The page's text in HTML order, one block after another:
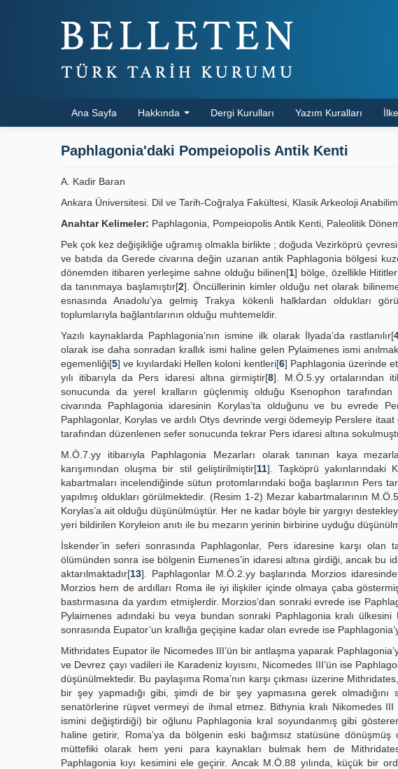
Ana Sayfa Hakkında Dergi Kurulları Yazım Kuralları
Paphlagonia'daki Pompeiopolis Antik Kenti
A. Kadir Baran
Ankara Üniversitesi. Dil ve Tarih-Coğralya Fakültesi, Klasik Arkeoloji Anabilim
Anahtar Kelimeler: Paphlagonia, Pompeiopolis Antik Kenti, Paleolitik
Pek çok kez değişikliğe uğramış olmakla birlikte ; doğuda Vezirköprü
ve batıda da Gerede civarına değin uzanan antik Paphlagonia bölgesi
dönemden itibaren yerleşime sahne olduğu bilinen[1] bölge, özellikle
da tanınmaya başlamıştır[2]. Öncüllerinin kimler olduğu net olarak
esnasında Anadolu’ya gelmiş Trakya kökenli halklardan oldukları
toplumlarıyla bağlantılarının olduğu muhtemeldir.
Yazılı kaynaklarda Paphlagonia’nın ismine ilk olarak İlyada’da rastlanılır[
olarak ise daha sonradan krallık ismi haline gelen Pylaimenes ismi
egemenliği[5] ve kıyılardaki Hellen koloni kentleri[6] Paphlagonia üzerinde
yılı itibarıyla da Pers idaresi altına girmiştir[8]. M.Ö.5.yy ortalarından
sonucunda da yerel kralların güçlenmiş olduğu Ksenophon tarafından
civarında Paphlagonia idaresinin Korylas’ta olduğunu ve bu evrede
Paphlagonlar, Korylas ve ardılı Otys devrinde vergi ödemeyip Perslere
tarafından düzenlenen sefer sonucunda tekrar Pers idaresi altına
M.Ö.7.yy itibarıyla Paphlagonia Mezarları olarak tanınan kaya
karışımından oluşma bir stil geliştirilmiştir[11]. Taşköprü yakınlarındaki
kabartmaları incelendiğinde sütun protomlarındaki boğa başlarının Pers
yapılmış oldukları görülmektedir. (Resim 1-2) Mezar kabartmalarının
Korylas’a ait olduğu düşünülmüştür. Her ne kadar böyle bir yargıyı
yeri bildirilen Koryleion anıtı ile bu mezarın yerinin birbirine uyduğu
İskender’in seferi sonrasında Paphlagonlar, Pers idaresine karşı olan
ölümünden sonra ise bölgenin Eumenes’in idaresi altına girdiği, ancak bu
aktarılmaktadır[13]. Paphlagonlar M.Ö.2.yy başlarında Morzios
Morzios hem de ardılları Roma ile iyi ilişkiler içinde olmaya çaba
bastırmasına da yardım etmişlerdir. Morzios’dan sonraki evrede ise
Pylaimenes adındaki bu veya bundan sonraki Paphlagonia kralı
sonrasında Eupator’un krallığa geçişine kadar olan evrede ise
Mithridates Eupator ile Nicomedes III’ün bir antlaşma yaparak
ve Devrez çayı vadileri ile Karadeniz kıyısını, Nicomedes III’ün ise
düşünülmektedir. Bu paylaşıma Roma’nın karşı çıkması üzerine
bir şey yapmadığı gibi, şimdi de bir şey yapmasına gerek olmadığını
senatörlerine rüşvet vermeyi de ihmal etmez. Bithynia kralı Nikomedes
ismini değiştirdiği) bir oğlunu Paphlagonia kral soyundanmış gibi
haline getirir, Roma’ya da bölgenin eski bağımsız statüsüne dönüşmüş
müttefiki olarak hem yeni para kaynakları bulmak hem de
Paphlagonia kıyı kesimini ele geçirir. Ancak M.Ö.88 yılında, küçük bir